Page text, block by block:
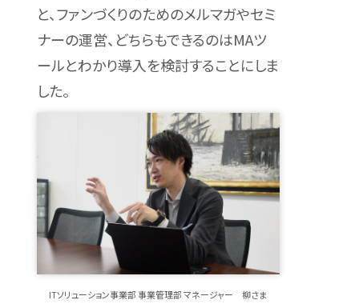
と、ファンづくりのためのメルマガやセミ
ナーの運営、どちらもできるのはMAツ
ールとわかり導入を検討することにしま
した。
ITソリューション事業部 事業管理部 マネージャー 柳さま